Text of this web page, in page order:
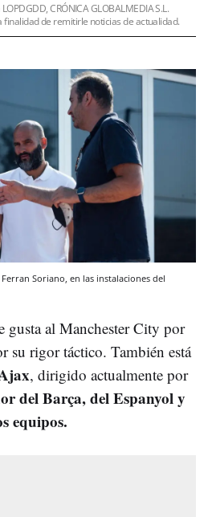
CRÓNICA GLOBALMEDIA S.L.
de remitirle noticias de actualidad.
Soriano, en las instalaciones del
gusta al Manchester City por
su rigor táctico. También está
, dirigido actualmente por
del Barça, del Espanyol y
equipos.